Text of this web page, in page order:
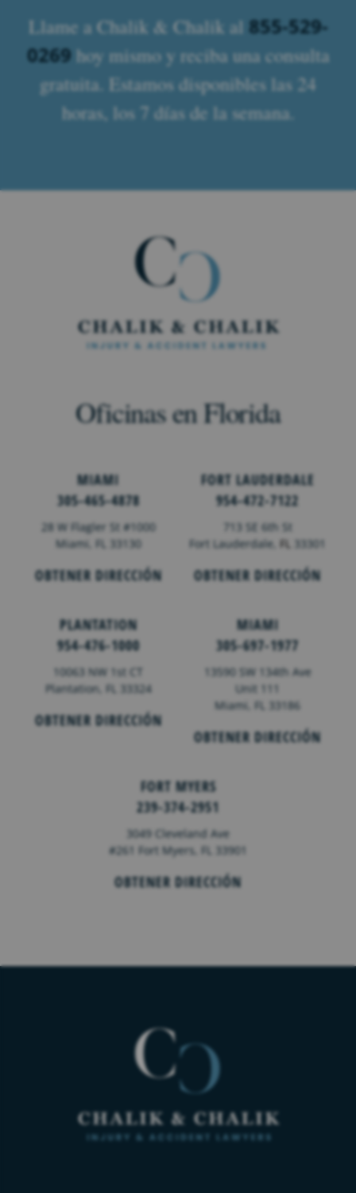
Llame a Chalik & Chalik al 855-529-
0269hoy mismo y reciba una consulta
gratuita. Estamos disponibles las 24
horas, los 7 días de la semana.
Oficinas en Florida
MIAMI
305-465-4878
28 W Flagler St #1000
Miami, FL 33130
OBTENER DIRECCIÓN
FORT LAUDERDALE
954-472-7122
713 SE 6th St
Fort Lauderdale,FL 33301
OBTENER DIRECCIÓN
PLANTATION
954-476-1000
10063 NW 1st CT
Plantation, FL 33324
OBTENER DIRECCIÓN
MIAMI
305-697-1977
13590 SW 134th Ave
Unit 111
Miami, FL 33186
OBTENER DIRECCIÓN
FORT MYERS
239-374-2951
3049 Cleveland Ave
#261 Fort Myers, FL 33901
OBTENER DIRECCIÓN